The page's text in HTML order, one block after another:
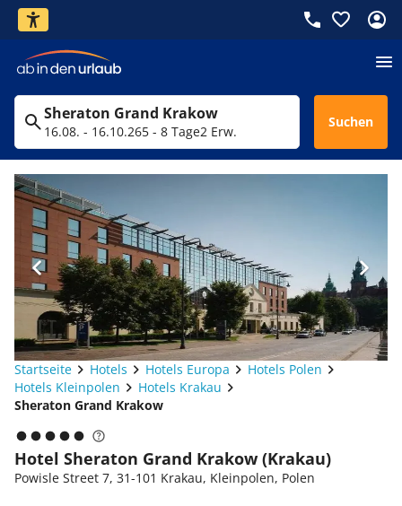
Sheraton Grand Krakow
16.08. - 16.10.265 - 8 Tage2 Erw.
Suchen
Startseite Hotels Hotels Europa
Hotels Polen
Hotels Kleinpolen
Hotels Krakau
Sheraton Grand Krakow
Hotel Sheraton Grand Krakow (Krakau)
Powisle Street 7, 31-101 Krakau, Kleinpolen, Polen